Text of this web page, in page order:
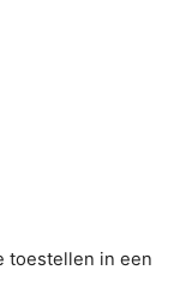
toestellen in een